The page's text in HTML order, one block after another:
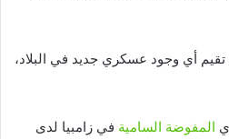
تقيم أي وجود عسكري جديد في البلاد،
المفوضة السامية في زامبيا لدى